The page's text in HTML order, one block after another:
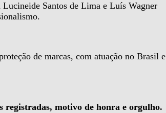
Santos de Lima e Luís Wagner
de marcas, com atuação no Brasil e
registradas, motivo de honra e orgulho.